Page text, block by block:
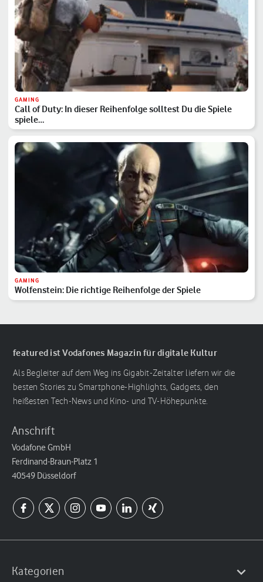
GAMING
Call of Duty: In dieser Reihenfolge solltest Du die Spiele
spiele…
GAMING
Wolfenstein: Die richtige Reihenfolge der Spiele
featured ist Vodafones Magazin für digitale Kultur
Als Begleiter auf dem Weg ins Gigabit-Zeitalter liefern wir die
besten Stories zu Smartphone-Highlights, Gadgets, den
heißesten Tech-News und Kino- und TV-Höhepunkte.
Anschrift
Vodafone GmbH
Ferdinand-Braun-Platz 1
40549 Düsseldorf
Kategorien